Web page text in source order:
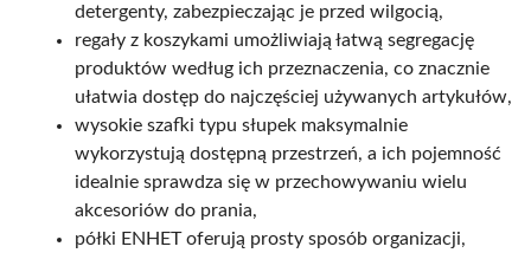
detergenty, zabezpieczając je przed wilgocią,
regały z koszykami umożliwiają łatwą segregację
produktów według ich przeznaczenia, co znacznie
ułatwia dostęp do najczęściej używanych artykułów,
wysokie szafki typu słupek maksymalnie
wykorzystują dostępną przestrzeń, a ich pojemność
idealnie sprawdza się w przechowywaniu wielu
akcesoriów do prania,
półki ENHET oferują prosty sposób organizacji,